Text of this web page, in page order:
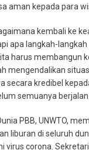
aman kepada para
kembali ke
apa langkah-
harus membangun
mengendalikan
secara kredibel
semuanya berjalan
PBB, UNWTO,
liburan di seluruh
virus corona.